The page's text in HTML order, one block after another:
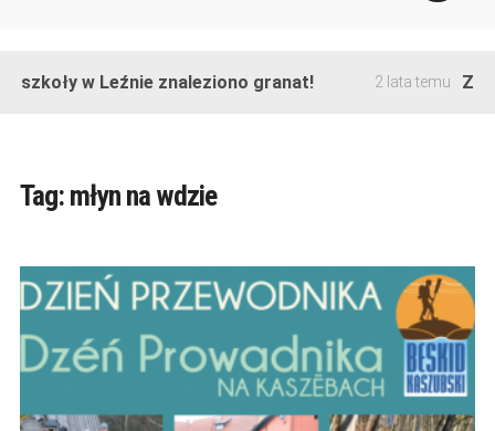
szkoły w Leźnie znaleziono granat! 2 lata temu
Tag: młyn na wdzie